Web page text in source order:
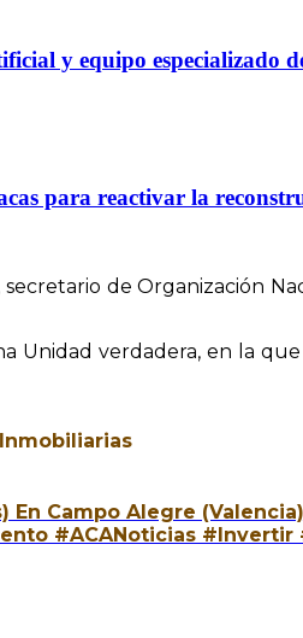
y equipo especializado
para reactivar la
de Organización
verdadera, en la
Campo Alegre
#ACANoticias #Invertir